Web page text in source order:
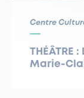
Centre
THÉÂTRE
Marie-